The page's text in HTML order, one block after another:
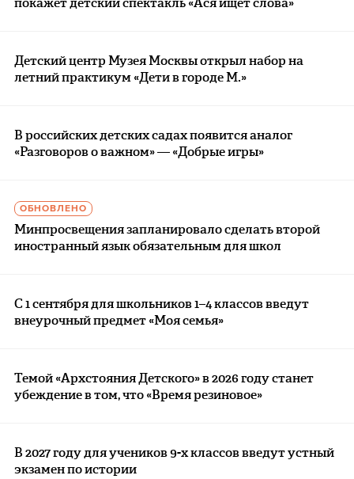
Детский центр Музея Москвы открыл набор на
летний практикум «Дети в городе М.»
В российских детских садах появится аналог
«Разговоров о важном» — «Добрые игры»
ОБНОВЛЕНО
Минпросвещения запланировало сделать второй
иностранный язык обязательным для школ
С 1 сентября для школьников 1–4 классов введут
внеурочный предмет «Моя семья»
Темой «Архстояния Детского» в 2026 году станет
убеждение в том, что «Время резиновое»
В 2027 году для учеников 9-х классов введут устный
экзамен по истории